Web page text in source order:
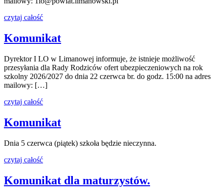
czytaj całość
Komunikat
Dyrektor I LO w Limanowej informuje, że istnieje możliwość
przesyłania dla Rady Rodziców ofert ubezpieczeniowych na rok
szkolny 2026/2027 do dnia 22 czerwca br. do godz. 15:00 na adres
mailowy: […]
czytaj całość
Komunikat
Dnia 5 czerwca (piątek) szkoła będzie nieczynna.
czytaj całość
Komunikat dla maturzystów.